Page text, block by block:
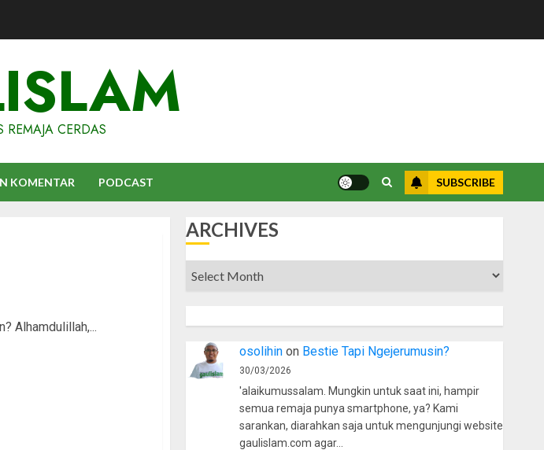
CERDAS
KOMENTAR PODCAST SUBSCRIBE
Alhamdulillah,...
ARCHIVES
Archives
osolihinon Bestie Tapi Ngejerumusin?
30/03/2026
'alaikumussalam. Mungkin untuk saat ini, hampir
semua remaja punya smartphone, ya? Kami
sarankan, diarahkan saja untuk mengunjungi website
gaulislam.com agar…